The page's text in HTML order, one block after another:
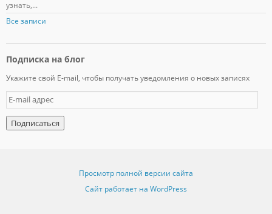
узнать,...
Все записи
Подписка на блог
Укажите свой E-mail, чтобы получать уведомления о новых записях
E
-
m
a
Просмотр полной версии сайта
Сайт работает на WordPress